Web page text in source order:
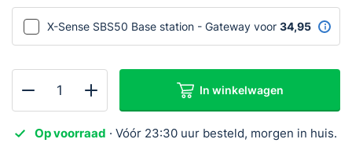
X-Sense SBS50 Base station - Gateway voor 34,95
RFM2300ZW-
In winkelwagen
Op voorraad · Vóór 23:30 uur besteld, morgen in huis.